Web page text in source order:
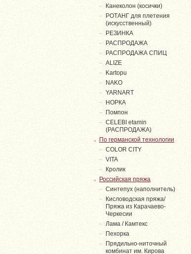
Канеколон (косички)
РОТАНГ для плетения
(искусственный)
PЕЗИНКА
РАСПРОДАЖА
РАСПРОДАЖА СПИЦ
ALIZE
Kartopu
NAKO
YARNART
НОРКА
Помпон
СELEBI etamin
(РАСПРОДАЖА)
По германской технологии
COLOR CITY
VITA
Кролик
Российская пряжа
Синтепух (наполнитель)
Кисловодская пряжа/
Пряжа из Карачаево-
Черкесии
Лама / Камтекс
Пехорка
Прядильно-ниточный
комбинат им. Кирова